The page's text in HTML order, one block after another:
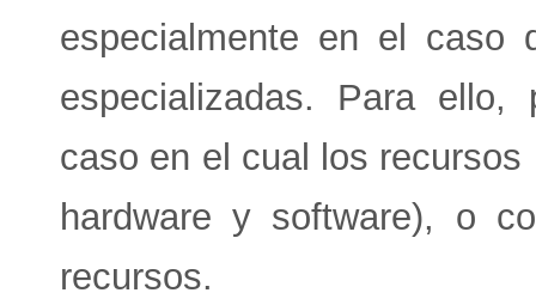
especialmente en el caso
especializadas. Para ello,
caso en el cual los
hardware y software), o
recursos.